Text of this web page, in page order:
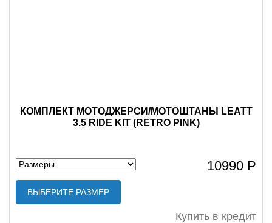
КОМПЛЕКТ МОТОДЖЕРСИ/МОТОШТАНЫ LEATT
3.5 RIDE KIT (RETRO PINK)
10990 Р
ВЫБЕРИТЕ РАЗМЕР
Купить в кредит